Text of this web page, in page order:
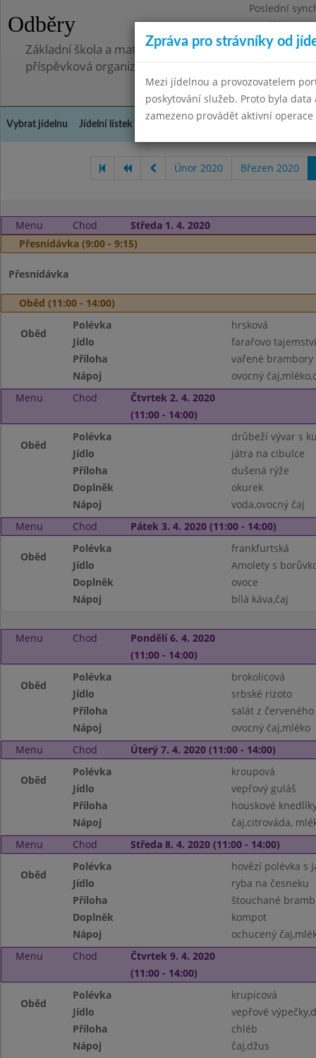
Odběry
Poslední
Pondělí
Základní škola a mateřská škola, Pavlovice u
příspěvková organizace
Vybrat jídelnu Jídelní lístek Kontakty a informace
Únor 2020 Březen 2020
Menu Chod
Středa 1. 4. 2020
Přesnídávka (9:00 - 9:15)
Přesnídávka
Oběd (11:00 - 14:00)
Oběd
Polévka
hrsková
Jídlo
farařovo tajemství
Příloha
vařené brambory
Nápoj
ovocný
Menu
Chod
Čtvrtek 2. 4. 2020
(11:00 - 14:00)
Oběd
Polévka
drůbeží vývar s
Jídlo
játra na cibulce
Příloha
dušená rýže
Doplněk
okurek
Nápoj
voda,ovocný čaj
Menu
Chod Pátek 3. 4. 2020 (11:00 - 14:00)
Oběd
Polévka
frankfurtská
Jídlo
Amolety s
Doplněk
ovoce
Nápoj
bílá káva,čaj
Menu Chod
Pondělí 6. 4. 2020
(11:00 - 14:00)
Oběd
Polévka
brokolicová
Jídlo
srbské rizoto
Příloha
salát z
Nápoj
ovocný čaj,mléko
Menu
Chod Úterý 7. 4. 2020 (11:00 - 14:00)
Oběd
Polévka
kroupová
Jídlo
vepřový guláš
Příloha
houskové
Nápoj
čaj,citrováda,
Menu
Chod Středa 8. 4. 2020 (11:00 - 14:00)
Oběd
Polévka
hovězí polévka s
Jídlo
ryba na česneku
Příloha
štouchané
Doplněk
kompot
Nápoj
ochucený
Menu
Chod
Čtvrtek 9. 4. 2020
(11:00 - 14:00)
Oběd
Polévka
krupicová
Jídlo
vepřové
Příloha
chléb
Nápoj
čaj,džus
Zpráva pro strávníky od
Mezi jídelnou a provozovatelem
poskytování služeb. Proto byla
zamezeno provádět aktivní